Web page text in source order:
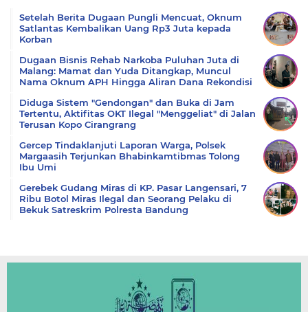
Setelah Berita Dugaan Pungli Mencuat, Oknum
Satlantas Kembalikan Uang Rp3 Juta kepada
Korban
Dugaan Bisnis Rehab Narkoba Puluhan Juta di
Malang: Mamat dan Yuda Ditangkap, Muncul
Nama Oknum APH Hingga Aliran Dana Rekondisi
Diduga Sistem "Gendongan" dan Buka di Jam
Tertentu, Aktifitas OKT Ilegal "Menggeliat" di Jalan
Terusan Kopo Cirangrang
Gercep Tindaklanjuti Laporan Warga, Polsek
Margaasih Terjunkan Bhabinkamtibmas Tolong
Ibu Umi
Gerebek Gudang Miras di KP. Pasar Langensari, 7
Ribu Botol Miras Ilegal dan Seorang Pelaku di
Bekuk Satreskrim Polresta Bandung